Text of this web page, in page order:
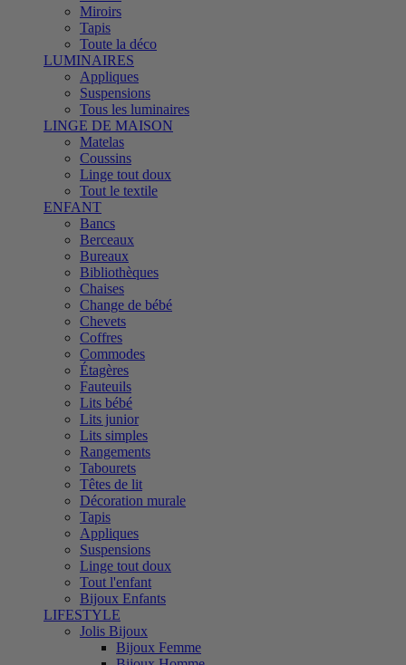
Miroirs
Tapis
Toute la déco
LUMINAIRES
Appliques
Suspensions
Tous les luminaires
LINGE DE MAISON
Matelas
Coussins
Linge tout doux
Tout le textile
ENFANT
Bancs
Berceaux
Bureaux
Bibliothèques
Chaises
Change de bébé
Chevets
Coffres
Commodes
Étagères
Fauteuils
Lits bébé
Lits junior
Lits simples
Rangements
Tabourets
Têtes de lit
Décoration murale
Tapis
Appliques
Suspensions
Linge tout doux
Tout l'enfant
Bijoux Enfants
LIFESTYLE
Jolis Bijoux
Bijoux Femme